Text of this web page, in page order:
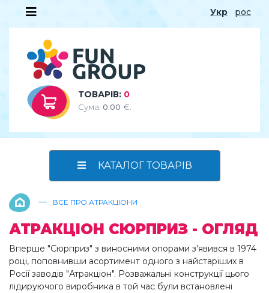
Укр рос
ТОВАРІВ: 0
Сума: 0.00 €.
КАТАЛОГ ТОВАРІВ
— ВСЕ ПРО АТРАКЦІОНИ
АТРАКЦІОН СЮРПРИЗ - ОГЛЯД
Вперше "Сюрприз" з виносними опорами з'явився в 1974
році, поповнивши асортимент одного з найстаріших в
Росії заводів "Атракціон". Розважальні конструкції цього
лідируючого виробника в той час були встановлені